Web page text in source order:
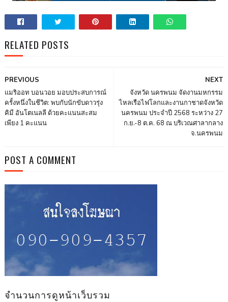
RELATED POSTS
NEXT
จังหวัด นครพนม จัดงานมหกรรม
ไหลเรือไฟโลกและงานกาชาดจังหวัด
นครพนม ประจำปี 2568 ระหว่าง 27
ก.ย.-8 ต.ค. 68 ณ บริเวณศาลากลาง
จ.นครพนม
PREVIOUS
แมริออท บอนวอย มอบประสบการณ์
ครั้งหนึ่งในชีวิต: พบกับนักขับดาวรุ่ง
คิมี อันโตเนลลี ด้วยคะแนนสะสม
เพียง 1 คะแนน
POST A COMMENT
จำนวนการดูหน้าเว็บรวม